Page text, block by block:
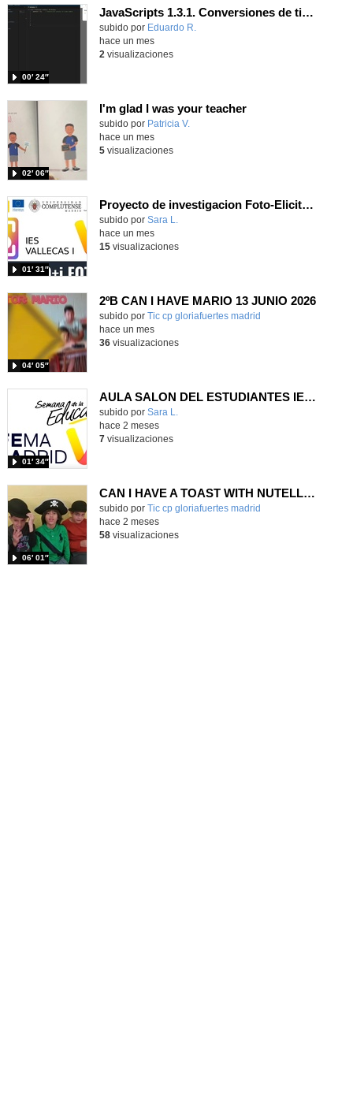
JavaScripts 1.3.1. Conversiones de tipos de datos. Parte I.
Contenido educativo.
subido por Eduardo R.
00′ 24″
hace un mes
2 visualizaciones
I'm glad I was your teacher
Contenido educativo.
subido por Patricia V.
02′ 06″
hace un mes
5visualizaciones
Proyecto de investigacion Foto-Elicitación IES VALLECAS I - Universidad Complutense de Madrid
Contenido educativo.
subido por Sara L.
01′ 31″
hace un mes
15visualizaciones
2ºB CAN I HAVE MARIO 13 JUNIO 2026
Contenido educativo.
subido por Tic cp gloriafuertes madrid
04′ 05″
hace un mes
36visualizaciones
AULA SALON DEL ESTUDIANTES IES VALLECAS I BACHILLERATO ARTES
Contenido educativo.
subido por Sara L.
01′ 34″
hace 2 meses
7visualizaciones
CAN I HAVE A TOAST WITH NUTELLA? 4ºB
Contenido educativo.
subido por Tic cp gloriafuertes madrid
06′ 01″
hace 2 meses
58visualizaciones